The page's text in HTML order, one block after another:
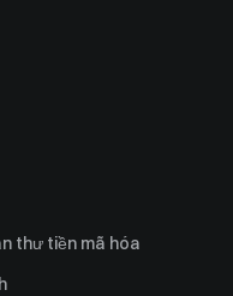
thư tiền mã hóa